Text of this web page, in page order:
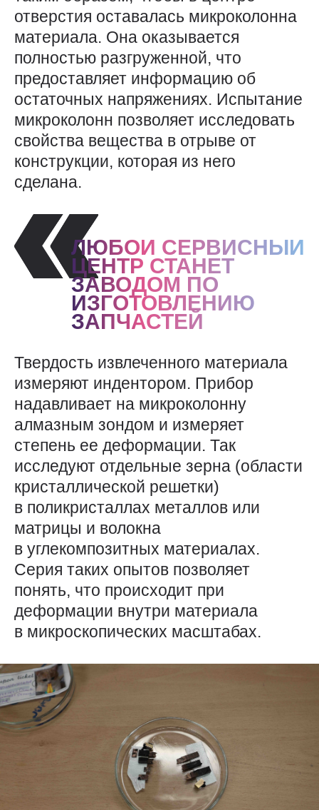
отверстия оставалась микроколонна
материала. Она оказывается
полностью разгруженной, что
предоставляет информацию об
остаточных напряжениях. Испытание
микроколонн позволяет исследовать
свойства вещества в отрыве от
конструкции, которая из него
сделана.
ЛЮБОЙ СЕРВИСНЫЙ
ЦЕНТР СТАНЕТ
ЗАВОДОМ ПО
ИЗГОТОВЛЕНИЮ
ЗАПЧАСТЕЙ
Твердость извлеченного материала
измеряют индентором. Прибор
надавливает на микроколонну
алмазным зондом и измеряет
степень ее деформации. Так
исследуют отдельные зерна (области
кристаллической решетки)
в поликристаллах металлов или
матрицы и волокна
в углекомпозитных материалах.
Серия таких опытов позволяет
понять, что происходит при
деформации внутри материала
в микроскопических масштабах.